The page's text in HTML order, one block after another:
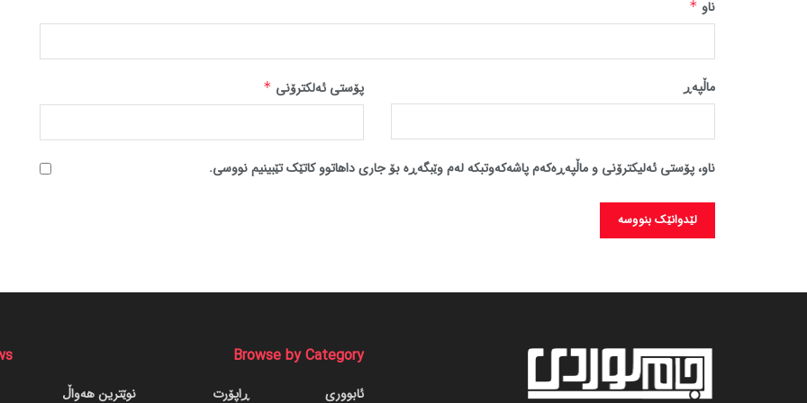
ناو *
پۆستی ئەلکترۆنی * ماڵپه‌ڕ
ناو، پۆستی ئەلیکترۆنی و ماڵپەڕەکەم پاشەکەوتبکە لەم وێبگەڕە بۆ جاری داهاتوو کاتێک تێبینیم نووسی.
Browse by Category
ئابووری ڕاپۆرت نوێترین هەواڵ